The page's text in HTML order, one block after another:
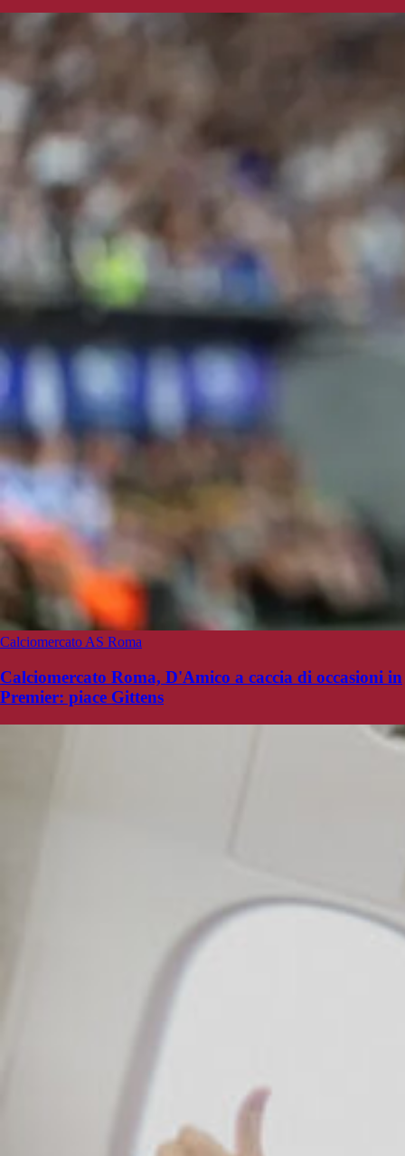
Calciomercato AS Roma
Calciomercato Roma, D'Amico a caccia di occasioni in
Premier: piace Gittens